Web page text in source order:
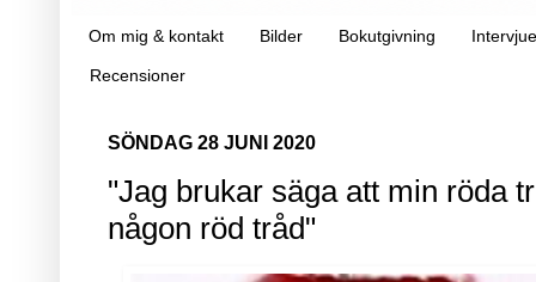
Om mig & kontakt Bilder Bokutgivning
Recensioner
SÖNDAG 28 JUNI 2020
"Jag brukar säga att min röda
någon röd tråd"